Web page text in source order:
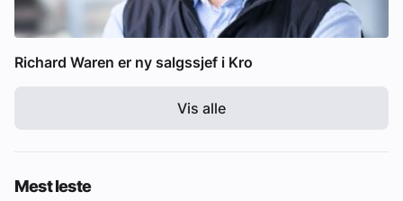
Richard Waren er ny salgssjef i Kro
Vis alle
Mest leste